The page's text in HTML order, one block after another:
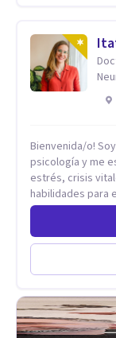
Bienvenida/o! Soy magister en neurociencias, doctora en
psicología y me
estrés, crisis
habilidades para
problemáticas
perfeccionistas,
entre otras).